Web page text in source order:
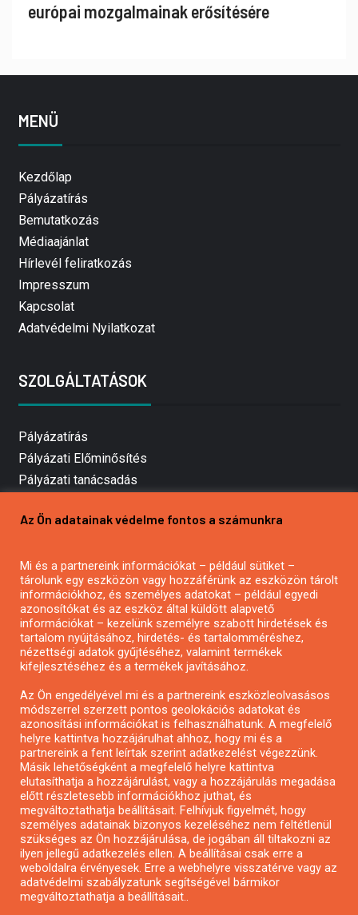
európai mozgalmainak erősítésére
MENÜ
Kezdőlap
Pályázatírás
Bemutatkozás
Médiaajánlat
Hírlevél feliratkozás
Impresszum
Kapcsolat
Adatvédelmi Nyilatkozat
SZOLGÁLTATÁSOK
Pályázatírás
Pályázati Előminősítés
Pályázati tanácsadás
Mezőgazdasági pályázatírás
Pályázatírás civil szervezeteknek
Pályázatírás önkormányzatoknak
Pályázatfigyelés
Specifikus pályázatfigyelés vagy hírlevél
Pályázatok magánszemélyeknek
Pályázatok civil szervezeteknek
Pályázatok vállalkozásoknak
Önkormányzati pályázatok
Mezőgazdasági pályázatok
Falusi turizmus pályázatok
Napelem pályázatok
GINOP pályázatok
Az Ön adatainak védelme fontos a számunkra
Mi és a partnereink információkat – például sütiket –
tárolunk egy eszközön vagy hozzáférünk az eszközön tárolt
információkhoz, és személyes adatokat – például egyedi
azonosítókat és az eszköz által küldött alapvető
információkat – kezelünk személyre szabott hirdetések és
tartalom nyújtásához, hirdetés- és tartalomméréshez,
nézettségi adatok gyűjtéséhez, valamint termékek
kifejlesztéséhez és a termékek javításához.
Az Ön engedélyével mi és a partnereink eszközleolvasásos
módszerrel szerzett pontos geolokációs adatokat és
azonosítási információkat is felhasználhatunk. A megfelelő
helyre kattintva hozzájárulhat ahhoz, hogy mi és a
partnereink a fent leírtak szerint adatkezelést végezzünk.
Másik lehetőségként a megfelelő helyre kattintva
elutasíthatja a hozzájárulást, vagy a hozzájárulás megadása
előtt részletesebb információkhoz juthat, és
megváltoztathatja beállításait. Felhívjuk figyelmét, hogy
személyes adatainak bizonyos kezeléséhez nem feltétlenül
szükséges az Ön hozzájárulása, de jogában áll tiltakozni az
ilyen jellegű adatkezelés ellen. A beállításai csak erre a
weboldalra érvényesek. Erre a webhelyre visszatérve vagy az
adatvédelmi szabályzatunk segítségével bármikor
megváltoztathatja a beállításait..